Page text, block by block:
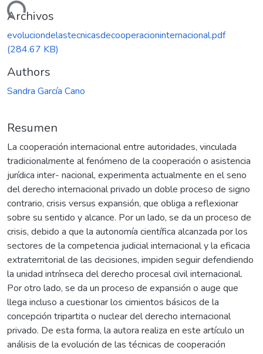
Archivos
evoluciondelastecnicasdecooperacioninternacional.pdf
(284.67 KB)
Authors
Sandra García Cano
Resumen
La cooperación internacional entre autoridades, vinculada
tradicionalmente al fenómeno de la cooperación o asistencia
jurídica inter- nacional, experimenta actualmente en el seno
del derecho internacional privado un doble proceso de signo
contrario, crisis versus expansión, que obliga a reflexionar
sobre su sentido y alcance. Por un lado, se da un proceso de
crisis, debido a que la autonomía científica alcanzada por los
sectores de la competencia judicial internacional y la eficacia
extraterritorial de las decisiones, impiden seguir defendiendo
la unidad intrínseca del derecho procesal civil internacional.
Por otro lado, se da un proceso de expansión o auge que
llega incluso a cuestionar los cimientos básicos de la
concepción tripartita o nuclear del derecho internacional
privado. De esta forma, la autora realiza en este artículo un
análisis de la evolución de las técnicas de cooperación